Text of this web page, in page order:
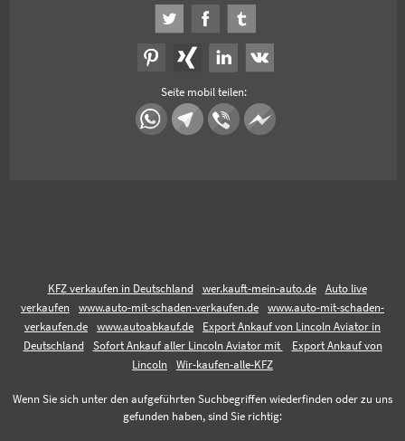
Seite mobil teilen:
KFZ verkaufen in Deutschland wer.kauft-mein-auto.de
Auto live
verkaufen
www.auto-mit-schaden-verkaufen.de
www.auto-mit-schaden-
verkaufen.de
www.autoabkauf.de
Export Ankauf von Lincoln Aviator in
Deutschland
Sofort Ankauf aller Lincoln Aviator mit
Export Ankauf von
Lincoln
Wir-kaufen-alle-KFZ
Wenn Sie sich unter den aufgeführten Suchbegriffen wiederfinden oder zu uns
gefunden haben, sind Sie richtig: